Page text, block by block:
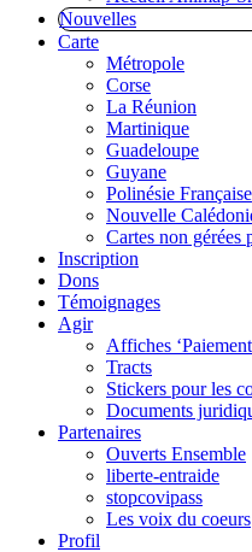
Nouvelles
Carte
Métropole
Corse
La Réunion
Martinique
Guadeloupe
Guyane
Polinésie Française
Nouvelle
Cartes non
Inscription
Dons
Témoignages
Agir
Affiches
Tracts
Stickers pour les
Documents
Partenaires
Ouverts Ensemble
liberte-entraide
stopcovipass
Les voix du coeurs
Profil